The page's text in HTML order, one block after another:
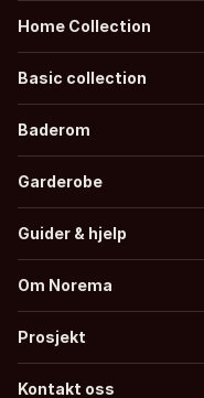
Home Collection
Basic collection
Baderom
Garderobe
Guider & hjelp
Om Norema
Prosjekt
Kontakt oss